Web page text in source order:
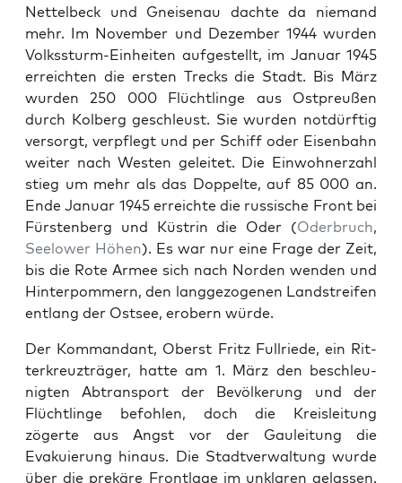
Net­tel­beck und Gneise­nau dachte da nie­mand
mehr. Im Novem­ber und Dezem­ber 1944 wur­den
Volkssturm-Ein­heit­en aufgestellt, im Jan­u­ar 1945
erre­icht­en die ersten Trecks die Stadt. Bis März
wur­den 250 000 Flüchtlinge aus Ost­preußen
durch Kol­berg geschleust. Sie wur­den not­dürftig
ver­sorgt, verpflegt und per Schiff oder Eisen­bahn
weit­er nach West­en geleit­et. Die Ein­wohn­erzahl
stieg um mehr als das Dop­pelte, auf 85 000 an.
Ende Jan­u­ar 1945 erre­ichte die rus­sis­che Front bei
Fürsten­berg und Küstrin die Oder (Oder­bruch,
Seelow­er Höhen). Es war nur eine Frage der Zeit,
bis die Rote Armee sich nach Nor­den wen­den und
Hin­ter­pom­mern, den langge­zo­ge­nen Land­streifen
ent­lang der Ost­see, erobern würde.
Der Kom­man­dant, Oberst Fritz Full­riede, ein Rit­
terkreuzträger, hat­te am 1. März den beschle­u­
nigten Abtrans­port der Bevölkerung und der
Flüchtlinge befohlen, doch die Kreisleitung
zögerte aus Angst vor der Gauleitung die
Evakuierung hin­aus. Die Stadtver­wal­tung wurde
über die prekäre Front­lage im unklaren gelassen.